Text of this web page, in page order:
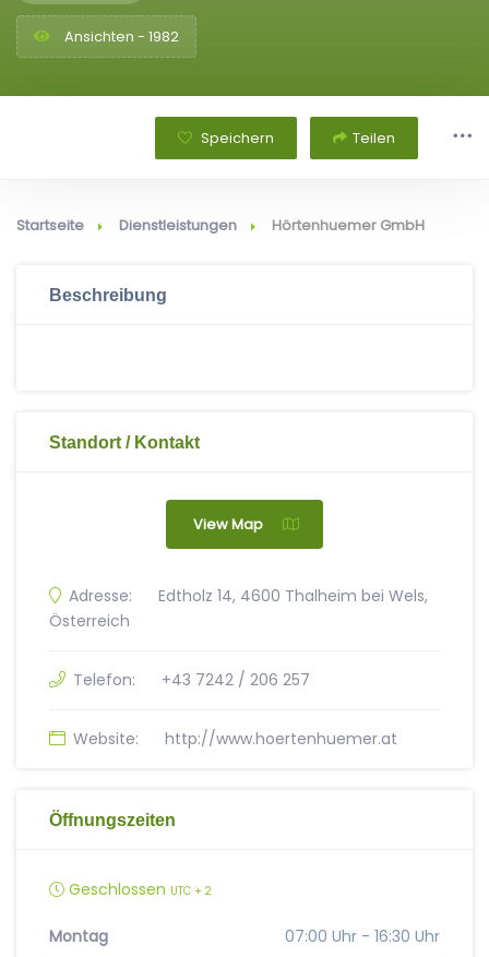
Ansichten - 1982
Speichern Teilen
Startseite Dienstleistungen Hörtenhuemer GmbH
Beschreibung
Standort / Kontakt
View Map
Adresse:
Edtholz 14, 4600 Thalheim bei Wels,
Österreich
Telefon: +43 7242 / 206 257
Website: http://www.hoertenhuemer.at
Öffnungszeiten
Geschlossen UTC + 2
Montag 07:00 Uhr - 16:30 Uhr